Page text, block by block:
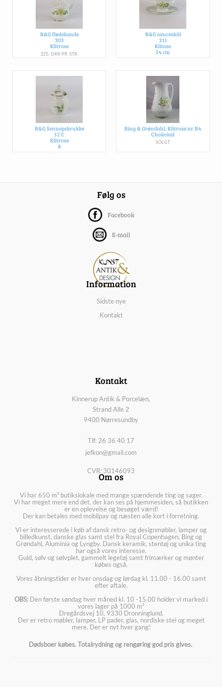
B&G flødekande
303
Klitrose
225,- DKK PR. STK.
B&G sauceskål
311
Klitose
24 cm
B&G Sennepskrukke
52 C
Klitrose
8
Bing & Grøndahl, Klitrose nr. B4
Chokolad
SOLGT
Følg os
Facebook
E-mail
Information
Sidste nye
Kontakt
Kontakt
Kinnerup Antik & Porcelæn,
Strand Alle 2
9400 Nørresundby
Tlf: 26 36 40 17
jefkon@gmail.com
CVR: 30146093
Om os
Vi har 650 m² butikslokale med mange spændende ting og sager.
Vi har meget mere end det, der kan ses på hjemmesiden, så butikken
er en oplevelse og besøget værd!
Der kan betales med mobilpay og næsten alle kort i forretning.
Vi er interesserede i køb af dansk retro- og designmøbler, lamper og
billedkunst, danske glas samt stel fra Royal Copenhagen, Bing og
Grøndahl, Aluminia og Lyngby. Dansk keramik, stentøj og unika ting
har også vores interesse.
Guld, sølv og sølvplet, gammelt legetøj samt frimærker og mønter
købes også.
Vores åbningstider er hver onsdag og lørdag kl. 11.00 - 16.00 samt
efter aftale.
OBS: Den første søndag hver måned kl. 10 -15.00 holder vi marked i
vores lager på 1000 m²
Dregårdsvej 10, 9330 Dronninglund.
Der er retro møbler, lamper, LP pader, glas, nordiske stel og meget
mere. Der er nyt hver gang!
Dødsboer købes. Totalrydning og rengøring god pris gives.